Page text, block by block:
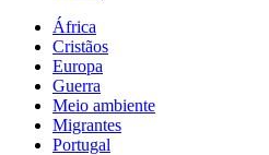
África
Cristãos
Europa
Guerra
Meio ambiente
Migrantes
Portugal